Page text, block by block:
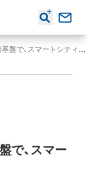
誰もが利用できるデータ連携基盤で、スマートシティの実現を目指す
で、スマー